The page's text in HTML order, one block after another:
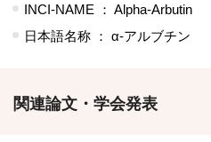
INCI-NAME ： Alpha-Arbutin
日本語名称 ： α-アルブチン
関連論文・学会発表